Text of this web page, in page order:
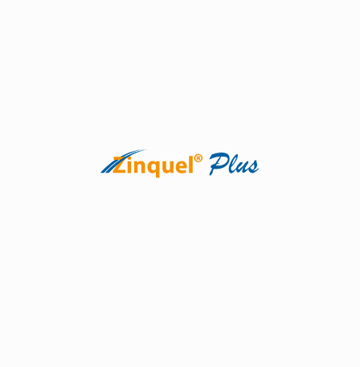
Ayuda a mantener un nivel adecuado de hormonas.
Ver producto